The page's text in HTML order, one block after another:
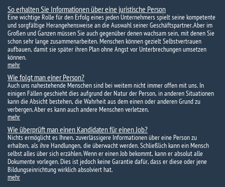
So erhalten Sie Informationen über eine juristische Person
Eine wichtige Rolle für den Erfolg eines jeden Unternehmers spielt seine kompetente
und sorgfältige Herangehensweise an die Auswahl seiner Geschäftspartner. Aber im
Großen und Ganzen müssen Sie auch gegenüber denen wachsam sein, mit denen Sie
schon sehr lange zusammenarbeiten. Menschen können gezielt Selbstvertrauen
aufbauen, damit sie später ihren Plan ohne Angst vor Unterbrechungen umsetzen
können.
mehr
Wie folgt man einer Person?
Auch uns nahestehende Menschen sind bei weitem nicht immer offen mit uns. In
einigen Fällen geschieht dies aufgrund der Natur der Person, in anderen Situationen
kann die Absicht bestehen, die Wahrheit aus dem einen oder anderen Grund zu
verbergen. Aber es kann auch andere Menschen verletzen.
mehr
Wie überprüft man einen Kandidaten für einen Job?
Nichts ermöglicht es Ihnen, zuverlässigere Informationen über eine Person zu
erhalten, als ihre Handlungen, die überwacht werden. Schließlich kann ein Mensch
selbst alles über sich erzählen. Wenn er einen Job bekommt, kann er absolut alle
Dokumente vorlegen. Dies ist jedoch keine Garantie dafür, dass er diese oder jene
Bildungseinrichtung wirklich absolviert hat.
mehr